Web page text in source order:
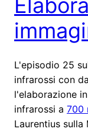
L'episodio 25
infrarossi con
l'elaborazione
infrarossi a 700
Laurentius